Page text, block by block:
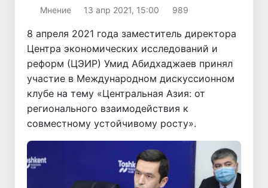
Мнение 13 апр 2021, 15:00 989
8 апреля 2021 года заместитель директора
Центра экономических исследований и
реформ (ЦЭИР) Умид Абидхаджаев принял
участие в Международном дискуссионном
клубе на тему «Центральная Азия: от
регионального взаимодействия к
совместному устойчивому росту».